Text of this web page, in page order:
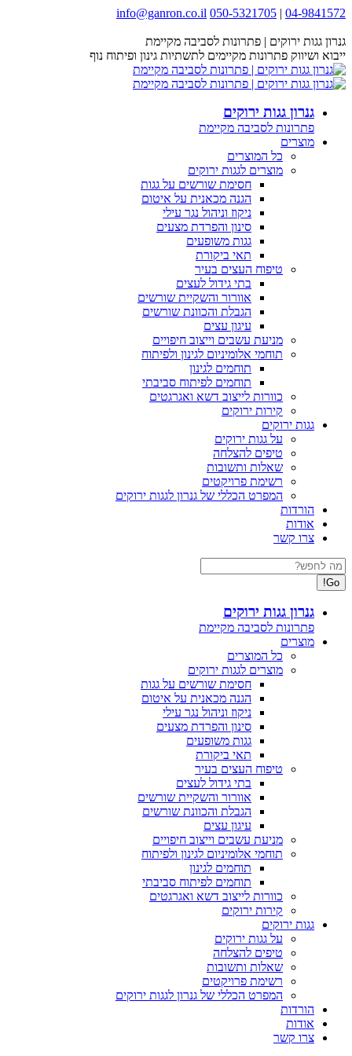
Skip
content
04-9841572
|
050-5321705
info@ganron.co.il
page
opens
in
new
page
opens
in
new
page
opens
in
new
page
opens
in
new
גנרון גגות ירוקים | פתרונות לסביבה מקיימת
ייבוא ושיווק פתרונות מקיימים לתשתיות גינון ופיתוח נוף
גנרון גגות ירוקים
פתרונות לסביבה מקיימת
מוצרים
כל המוצרים
מוצרים לגגות ירוקים
חסימת שורשים על גגות
הגנה מכאנית על איטום
ניקוז וניהול נגר עילי
סינון והפרדת מצעים
גגות משופעים
תאי ביקורת
טיפוח העצים בעיר
בתי גידול לעצים
אוורור והשקיית שורשים
הגבלת והכוונת שורשים
עיגון עצים
מניעת עשבים וייצוב חיפויים
תוחמי אלומיניום לגינון ולפיתוח
תוחמים לגינון
תוחמים לפיתוח סביבתי
כוורות לייצוב דשא ואגרגטים
קירות ירוקים
גגות ירוקים
על גגות ירוקים
טיפים להצלחה
שאלות ותשובות
רשימת פרויקטים
המפרט הכללי של גנרון לגגות ירוקים
הורדות
אודות
צרו קשר
Search:
גנרון גגות ירוקים
פתרונות לסביבה מקיימת
מוצרים
כל המוצרים
מוצרים לגגות ירוקים
חסימת שורשים על גגות
הגנה מכאנית על איטום
ניקוז וניהול נגר עילי
סינון והפרדת מצעים
גגות משופעים
תאי ביקורת
טיפוח העצים בעיר
בתי גידול לעצים
אוורור והשקיית שורשים
הגבלת והכוונת שורשים
עיגון עצים
מניעת עשבים וייצוב חיפויים
תוחמי אלומיניום לגינון ולפיתוח
תוחמים לגינון
תוחמים לפיתוח סביבתי
כוורות לייצוב דשא ואגרגטים
קירות ירוקים
גגות ירוקים
על גגות ירוקים
טיפים להצלחה
שאלות ותשובות
רשימת פרויקטים
המפרט הכללי של גנרון לגגות ירוקים
הורדות
אודות
צרו קשר